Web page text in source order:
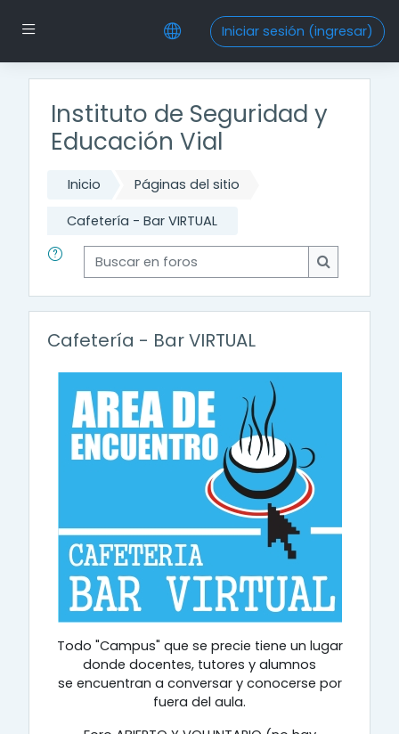
Pánel lateral Iniciar sesión (ingresar)
Instituto de Seguridad y
Educación Vial
Inicio Páginas del sitio
Cafetería - Bar VIRTUAL
Buscar en foros
Buscar en
Cafetería - Bar VIRTUAL
Todo "Campus" que se precie tiene un lugar
donde docentes, tutores y alumnos
se encuentran a conversar y conocerse por
fuera del aula.